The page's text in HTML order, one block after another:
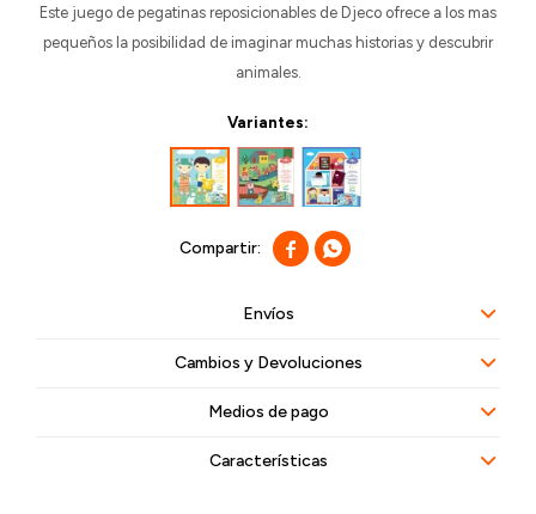
Este juego de pegatinas reposicionables de Djeco ofrece a los mas
pequeños la posibilidad de imaginar muchas historias y descubrir
animales.
Variantes:
 
Envíos
Cambios y Devoluciones
Medios de pago
Características